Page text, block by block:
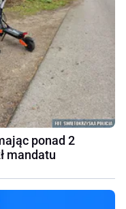
ponad 2
mandatu